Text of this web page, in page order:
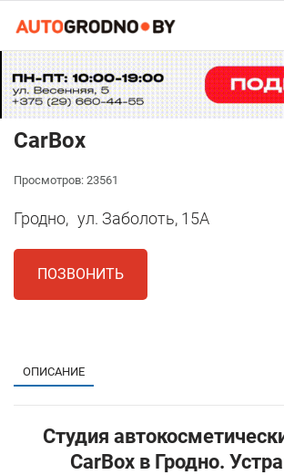
CarBox
Просмотров: 23561
Гродно, ул. Заболоть, 15А
ПОЗВОНИТЬ
ОПИСАНИЕ
Студия
CarBox в Гродно.